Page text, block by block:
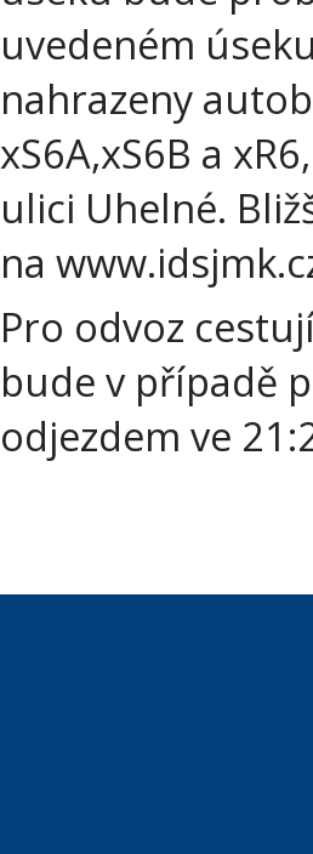
uvedeném
nahrazeny
xS6A,xS6B a
ulici Uhelné.
na
Pro odvoz
bude v případě
odjezdem ve